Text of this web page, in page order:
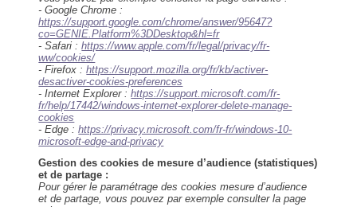
- Google Chrome :
https://support.google.com/chrome/answer/95647?
co=GENIE.Platform%3DDesktop&hl=fr
- Safari :https://www.apple.com/fr/legal/privacy/fr-
ww/cookies/
- Firefox :https://support.mozilla.org/fr/kb/activer-
desactiver-cookies-preferences
- Internet Explorer :https://support.microsoft.com/fr-
fr/help/17442/windows-internet-explorer-delete-manage-
cookies
- Edge :https://privacy.microsoft.com/fr-fr/windows-10-
microsoft-edge-and-privacy
Gestion des cookies de mesure d’audience (statistiques)
et de partage :
Pour gérer le paramétrage des cookies mesure d’audience
et de partage, vous pouvez par exemple consulter la page